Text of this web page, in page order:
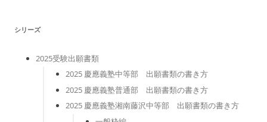
シリーズ
2025受験出願書類
2025 慶應義塾中等部 出願書類の書き方
2025 慶應義塾普通部 出願書類の書き方
2025 慶應義塾湘南藤沢中等部 出願書類の書き方